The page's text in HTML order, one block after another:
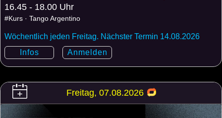
16.45 - 18.00 Uhr
#Kurs · Tango Argentino
Wöchentlich jeden Freitag. Nächster Termin 14.08.2026
Infos
Anmelden
Freitag, 07.08.2026